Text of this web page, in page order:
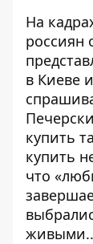
На
россиян
в Киеве
купить
купить
что